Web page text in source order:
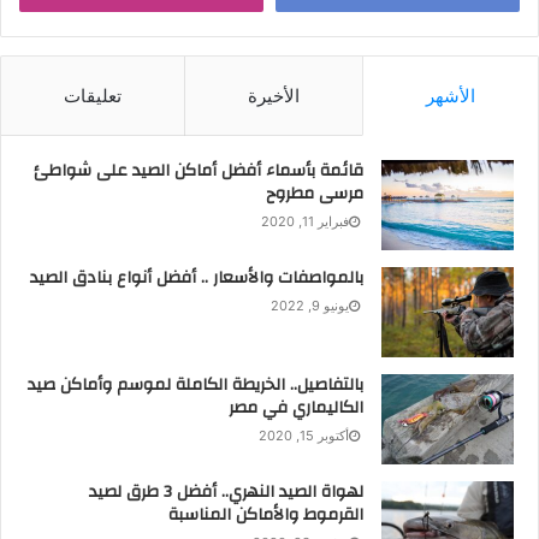
والابتكارات والاتجاهات في مجالات الفروسية والصيد والتخييم
2023 لشركة كراكال فرصة تعزيز ارتباطها بالجمهور الإماراتي،
وتسليط الضوء على منتجاتها من الأسلحة الخفيفة الرائدة، فضلاً
عن تعزيز حضورها وسمعتها عالميًا.
الأشهر الأخيرة تعليقات
قائمة بأسماء أفضل أماكن الصيد على شواطئ
مرسى مطروح
فبراير 11, 2020
بالمواصفات والأسعار .. أفضل أنواع بنادق الصيد
يونيو 9, 2022
بالتفاصيل.. الخريطة الكاملة لموسم وأماكن صيد
الكاليماري في مصر
أكتوبر 15, 2020
لهواة الصيد النهري.. أفضل 3 طرق لصيد
القرموط والأماكن المناسبة